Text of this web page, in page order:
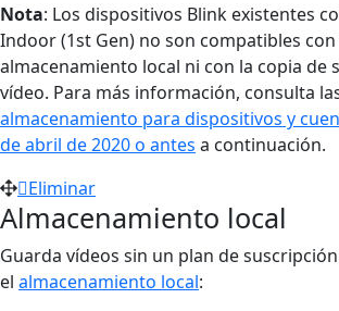
Nota: Los dispositivos Blink existentes
Indoor (1st Gen) no son compatibles con
almacenamiento local ni con la copia de
vídeo. Para más información, consulta
almacenamiento para dispositivos y
de abril de 2020 o antes a continuación.
Eliminar
Almacenamiento local
Guarda vídeos sin un plan de
el almacenamiento local: